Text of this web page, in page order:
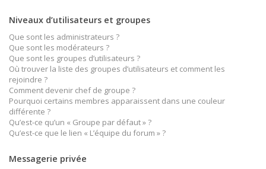
Niveaux d’utilisateurs et groupes
Que sont les administrateurs ?
Que sont les modérateurs ?
Que sont les groupes d’utilisateurs ?
Où trouver la liste des groupes d’utilisateurs et comment les
rejoindre ?
Comment devenir chef de groupe ?
Pourquoi certains membres apparaissent dans une couleur
différente ?
Qu’est-ce qu’un « Groupe par défaut » ?
Qu’est-ce que le lien « L’équipe du forum » ?
Messagerie privée